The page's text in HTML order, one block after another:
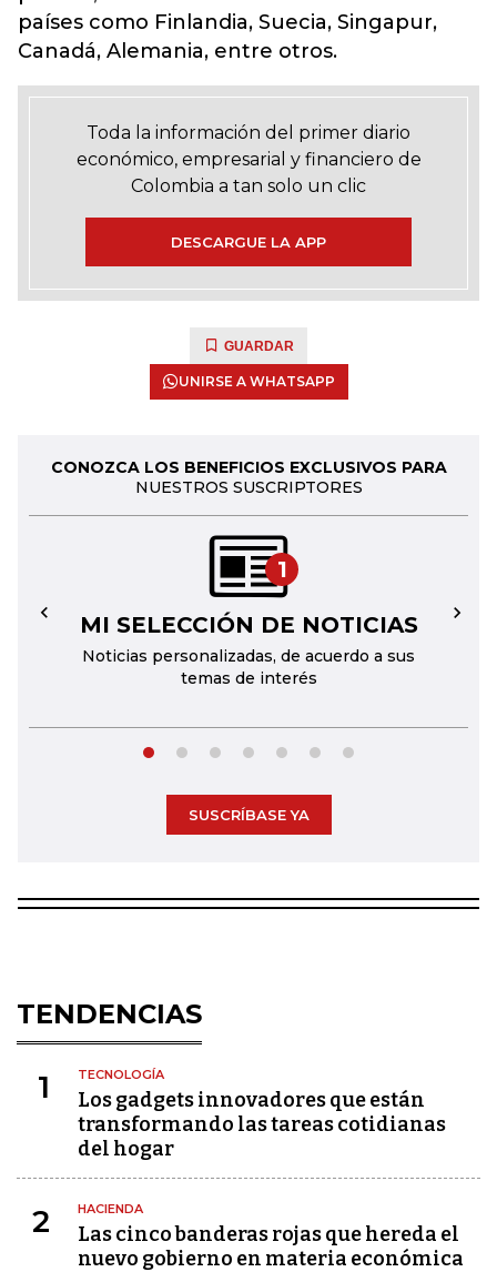
países como Finlandia, Suecia, Singapur,
Canadá, Alemania, entre otros.
Toda la información del primer diario
económico, empresarial y financiero de
Colombia a tan solo un clic
DESCARGUE LA APP
GUARDAR
UNIRSE A WHATSAPP
CONOZCA LOS BENEFICIOS EXCLUSIVOS PARA
NUESTROS SUSCRIPTORES
1
MI SELECCIÓN DE NOTICIAS
Noticias personalizadas, de acuerdo a sus
temas de interés
← →
SUSCRÍBASE YA
TENDENCIAS
1 TECNOLOGÍA
Los gadgets innovadores que están
transformando las tareas cotidianas
del hogar
2 HACIENDA
Las cinco banderas rojas que hereda el
nuevo gobierno en materia económica